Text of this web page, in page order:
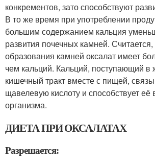
конкрементов, зато способствуют
В то же время при употреблении
большим содержанием кальция
развития почечных камней. Считается,
образования камней оксалат имеет
чем кальций. Кальций, поступающий в
кишечный тракт вместе с пищей,
щавелевую кислоту и способствует
организма.
ДИЕТА ПРИ ОКСАЛАТАХ
Разрешается: